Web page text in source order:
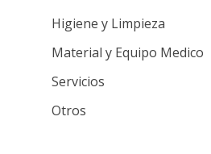
Higiene y Limpieza
Material y Equipo Medico
Servicios
Otros